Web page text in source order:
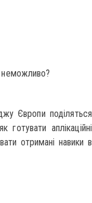
неможливо?
Європи поділяться
аплікаційні
отримані навики в